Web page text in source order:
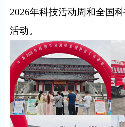
2026年科技活动周和全国
活动。